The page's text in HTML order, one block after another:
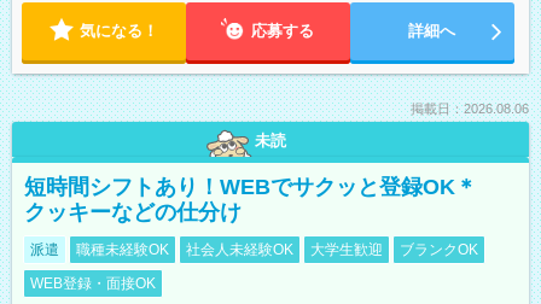
気になる！ 応募する 詳細へ
掲載日：2026.08.06
未読
短時間シフトあり！WEBでサクッと登録OK＊
クッキーなどの仕分け
派遣 職種未経験OK 社会人未経験OK 大学生歓迎
ブランクOK
WEB登録・面接OK